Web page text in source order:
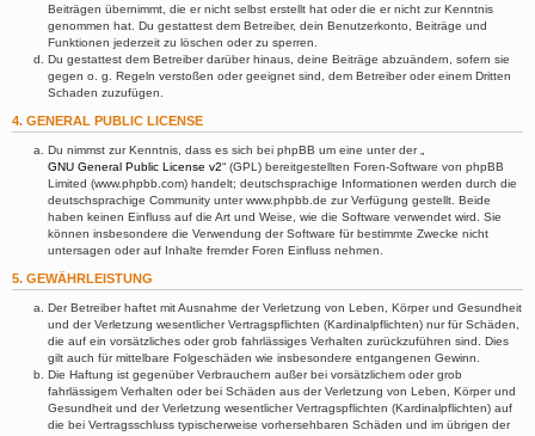
Beiträgen übernimmt, die er nicht selbst erstellt hat oder die er nicht zur Kenntnis
genommen hat. Du gestattest dem Betreiber, dein Benutzerkonto, Beiträge und
Funktionen jederzeit zu löschen oder zu sperren.
Du gestattest dem Betreiber darüber hinaus, deine Beiträge abzuändern, sofern sie
gegen o. g. Regeln verstoßen oder geeignet sind, dem Betreiber oder einem Dritten
Schaden zuzufügen.
4. GENERAL PUBLIC LICENSE
Du nimmst zur Kenntnis, dass es sich bei phpBB um eine unter der „
GNU General Public License v2“ (GPL) bereitgestellten Foren-Software von phpBB
Limited (www.phpbb.com) handelt; deutschsprachige Informationen werden durch die
deutschsprachige Community unter www.phpbb.de zur Verfügung gestellt. Beide
haben keinen Einfluss auf die Art und Weise, wie die Software verwendet wird. Sie
können insbesondere die Verwendung der Software für bestimmte Zwecke nicht
untersagen oder auf Inhalte fremder Foren Einfluss nehmen.
5. GEWÄHRLEISTUNG
Der Betreiber haftet mit Ausnahme der Verletzung von Leben, Körper und Gesundheit
und der Verletzung wesentlicher Vertragspflichten (Kardinalpflichten) nur für Schäden,
die auf ein vorsätzliches oder grob fahrlässiges Verhalten zurückzuführen sind. Dies
gilt auch für mittelbare Folgeschäden wie insbesondere entgangenen Gewinn.
Die Haftung ist gegenüber Verbrauchern außer bei vorsätzlichem oder grob
fahrlässigem Verhalten oder bei Schäden aus der Verletzung von Leben, Körper und
Gesundheit und der Verletzung wesentlicher Vertragspflichten (Kardinalpflichten) auf
die bei Vertragsschluss typischerweise vorhersehbaren Schäden und im übrigen der